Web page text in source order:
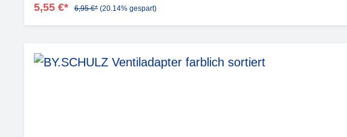
5,55 €* 6,95 €* (20.14% gespart)